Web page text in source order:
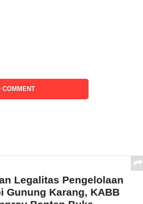
COMMENT
Legalitas Pengelolaan
Gunung Karang, KABB